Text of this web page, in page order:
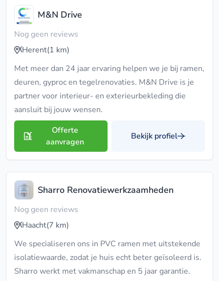
M&N Drive
Nog geen reviews
Herent(1 km)
Met meer dan 24 jaar ervaring helpen we je bij ramen,
deuren, gyproc en tegelrenovaties. M&N Drive is je
partner voor interieur- en exterieurbekleding die
aansluit bij jouw wensen.
Offerte
aanvragen
Bekijk profiel
Sharro Renovatiewerkzaamheden
Nog geen reviews
Haacht(7 km)
We specialiseren ons in PVC ramen met uitstekende
isolatiewaarde, zodat je huis echt beter geïsoleerd is.
Sharro werkt met vakmanschap en 5 jaar garantie.